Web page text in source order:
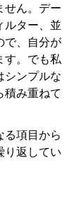
せん。デー
ルター、並
で、自分が
す。でも私
シンプルな
積み重ねて
る項目から
り返してい